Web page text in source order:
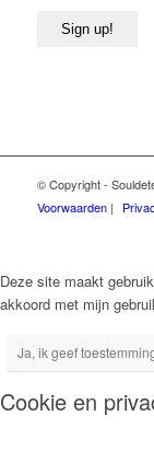
Sign up!
© Copyright -
Voorwaarden|
Deze site maakt
akkoord met mijn
Ja, ik geef
Cookie en